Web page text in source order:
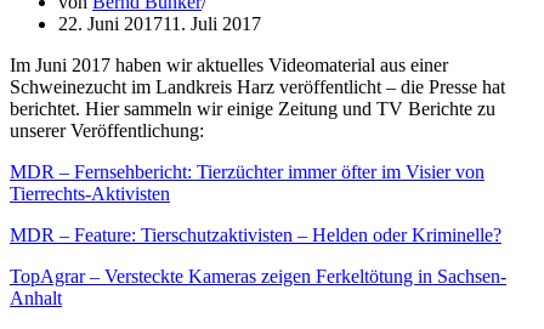
22. Juni 201711. Juli 2017
Im Juni 2017 haben wir aktuelles Videomaterial aus einer
Schweinezucht im Landkreis Harz veröffentlicht – die Presse hat
berichtet. Hier sammeln wir einige Zeitung und TV Berichte zu
unserer Veröffentlichung:
MDR – Fernsehbericht: Tierzüchter immer öfter im Visier von
Tierrechts-Aktivisten
MDR – Feature: Tierschutzaktivisten – Helden oder Kriminelle?
TopAgrar – Versteckte Kameras zeigen Ferkeltötung in Sachsen-
Anhalt